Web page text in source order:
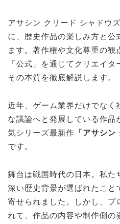
アサシン クリード シャドウ
に、歴史作品の楽しみ方と公
ます。著作権や文化尊重の観
「公式」を通じてクリエイタ
その本質を徹底解説します。
近年、ゲーム業界だけでなく
な議論へと発展している作品
気シリーズ最新作 「アサシン
です。
舞台は戦国時代の日本。私た
深い歴史背景が選ばれたこと
寄せられました。しかし、プ
れて、作品の内容や制作側の